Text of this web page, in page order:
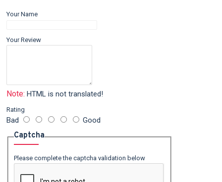
Your Name
Your Review
Note: HTML is not translated!
Rating
Bad Good
Captcha
Please complete the captcha validation below